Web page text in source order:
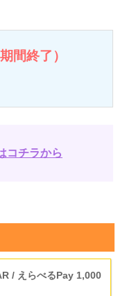
間終了）
コチラから
/ えらべるPay 1,000